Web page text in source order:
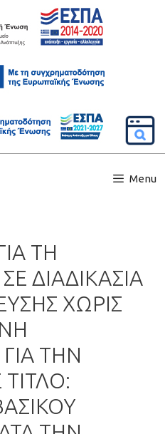
Menu
ΤΗ
ΔΙΑΔΙΚΑΣΙΑ
ΧΩΡΙΣ
ΤΗΝ